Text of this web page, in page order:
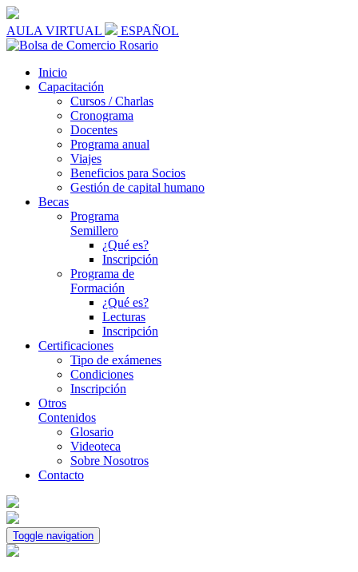
AULA VIRTUAL ESPAÑOL
Inicio
Capacitación
Cursos / Charlas
Cronograma
Docentes
Programa anual
Viajes
Beneficios para Socios
Gestión de capital humano
Becas
Programa
Semillero
¿Qué es?
Inscripción
Programa de
Formación
¿Qué es?
Lecturas
Inscripción
Certificaciones
Tipo de exámenes
Condiciones
Inscripción
Otros
Contenidos
Glosario
Videoteca
Sobre Nosotros
Contacto
Toggle navigation